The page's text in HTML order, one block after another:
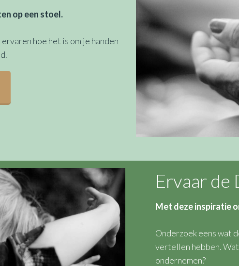
op een stoel.
hoe het is om je handen
Ervaar de
Met deze inspiratie
Onderzoek eens wat
vertellen hebben.
ondernemen?